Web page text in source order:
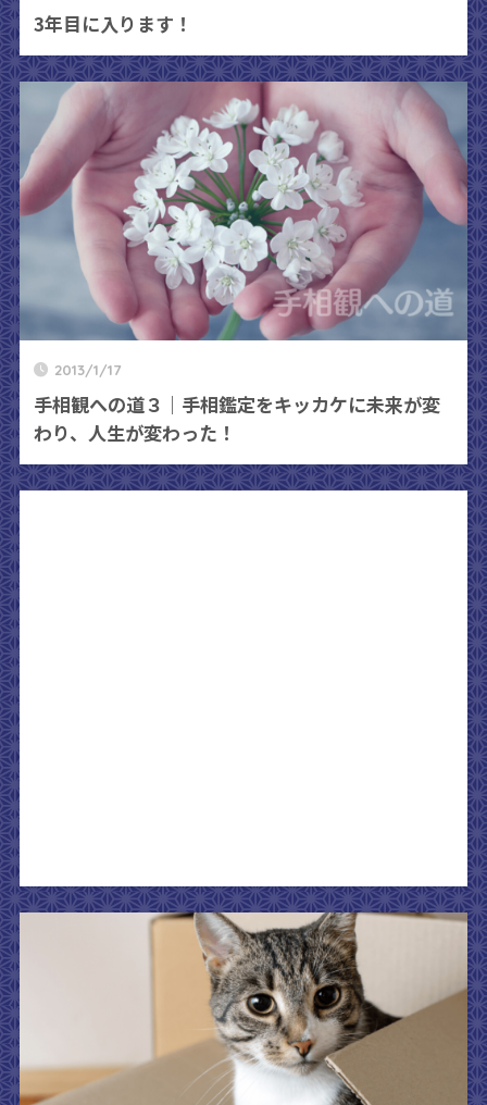
3年目に入ります！
2013/1/17
手相観への道３｜手相鑑定をキッカケに未来が変
わり、人生が変わった！